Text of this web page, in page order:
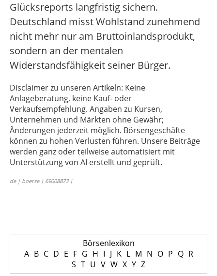
Glücksreports langfristig sichern.
Deutschland misst Wohlstand zunehmend
nicht mehr nur am Bruttoinlandsprodukt,
sondern an der mentalen
Widerstandsfähigkeit seiner Bürger.
Disclaimer zu unseren Artikeln: Keine
Anlageberatung, keine Kauf- oder
Verkaufsempfehlung. Angaben zu Kursen,
Unternehmen und Märkten ohne Gewähr;
Änderungen jederzeit möglich. Börsengeschäfte
können zu hohen Verlusten führen. Unsere Beiträge
werden ganz oder teilweise automatisiert mit
Unterstützung von AI erstellt und geprüft.
de | boerse | 69008873 |
Börsenlexikon
A B C D E F G H I J K L M N O P Q R
S T U V W X Y Z